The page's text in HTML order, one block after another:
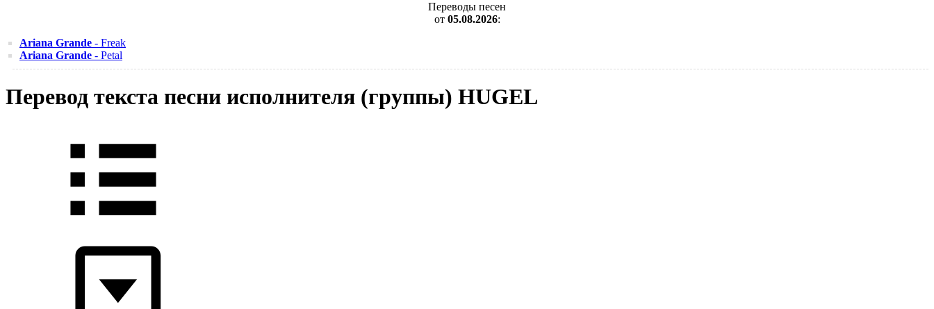
Переводы песен
от 05.08.2026:
Ariana Grande - Freak
Ariana Grande - Petal
Перевод текста песни исполнителя (группы) HUGEL